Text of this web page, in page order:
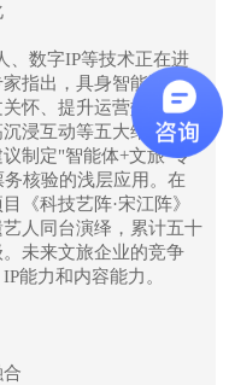
、数字IP等技术正在进
指出，具身智能正从实
怀、提升运营效率、拓
浸互动等五大维度推动
制定"智能体+文旅"专
核验的浅层应用。在
《科技艺阵·宋江阵》
人同台演绎，累计五十
未来文旅企业的竞争
能力和内容能力。